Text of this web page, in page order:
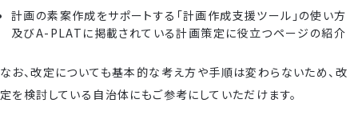
計画の素案作成をサポートする「計画作成支援ツール」の使い方
及びA-PLATに掲載されている計画策定に役立つページの紹介
なお、改定についても基本的な考え方や手順は変わらないため、改
定を検討している自治体にもご参考にしていただけます。